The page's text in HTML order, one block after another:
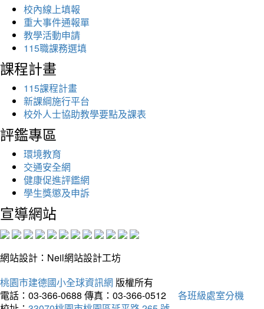
校內線上填報
重大事件通報單
教學活動申請
115職課務選填
課程計畫
115課程計畫
新課綱施行平台
校外人士協助教學要點及課表
評鑑專區
環境教育
交通安全網
健康促進評鑑網
學生獎懲及申訴
宣導網站
網站設計：Neil網站設計工坊
桃園市建德國小全球資訊網 版權所有
電話：03-366-0688 傳真：03-366-0512
各班級處室分機